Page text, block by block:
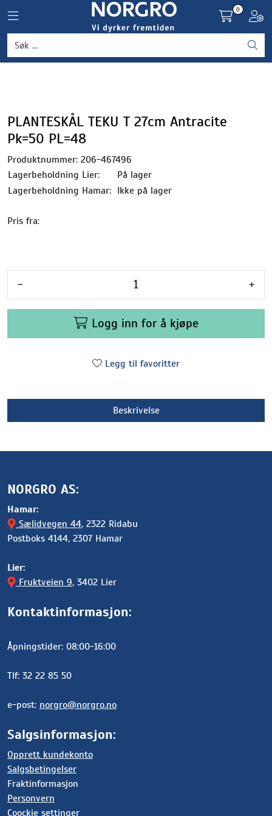
Toggle navigation
0
PLANTESKÅL TEKU T 27cm Antracite
Pk=50 PL=48
Produktnummer: 206-467496
Lagerbeholdning Lier:
På lager
Lagerbeholdning Hamar: Ikke på lager
Pris fra:
- +
Logg inn for å kjøpe
Legg til favoritter
Beskrivelse
NORGRO AS:
Hamar:
Sælidvegen 44, 2322 Ridabu
Postboks 4144, 2307 Hamar
Lier:
Fruktveien 9, 3402 Lier
Kontaktinformasjon:
Åpningstider: 08:00-16:00
Tlf: 32 22 85 50
e-post: norgro@norgro.no
Salgsinformasjon:
Opprett kundekonto
Salgsbetingelser
Fraktinformasjon
Personvern
Coockie settinger
Grønnsaker
Frukt og bær
Blomster, potter og brett
Driftsmidler